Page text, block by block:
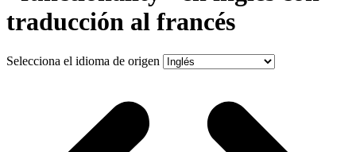
traducción al francés
Selecciona el idioma de origen